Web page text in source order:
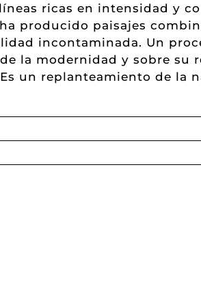
ricas en intensidad y
producido paisajes
incontaminada. Un
la modernidad y sobre su
un replanteamiento de la